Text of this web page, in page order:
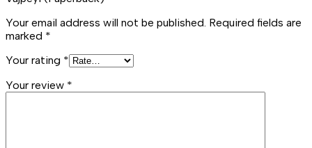
Your email address will not be published. Required fields are
marked *
Your rating *
Your review *